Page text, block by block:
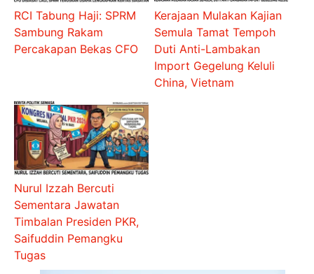
RCI Tabung Haji: SPRM
Sambung Rakam
Percakapan Bekas CFO
Kerajaan Mulakan Kajian
Semula Tamat Tempoh
Duti Anti-Lambakan
Import Gegelung Keluli
China, Vietnam
Nurul Izzah Bercuti
Sementara Jawatan
Timbalan Presiden PKR,
Saifuddin Pemangku
Tugas